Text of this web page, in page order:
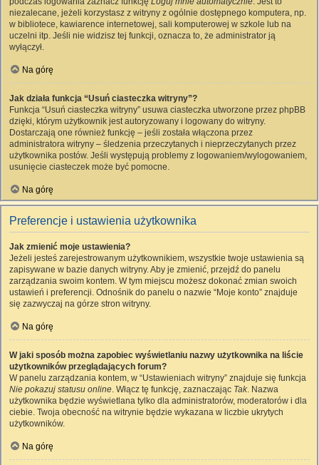
niezalecane, jeżeli korzystasz z witryny z ogólnie dostępnego komputera, np.
w bibliotece, kawiarence internetowej, sali komputerowej w szkole lub na
uczelni itp. Jeśli nie widzisz tej funkcji, oznacza to, że administrator ją
wyłączył.
Na górę
Jak działa funkcja “Usuń ciasteczka witryny”?
Funkcja “Usuń ciasteczka witryny” usuwa ciasteczka utworzone przez phpBB
dzięki, którym użytkownik jest autoryzowany i logowany do witryny.
Dostarczają one również funkcję – jeśli została włączona przez
administratora witryny – śledzenia przeczytanych i nieprzeczytanych przez
użytkownika postów. Jeśli występują problemy z logowaniem/wylogowaniem,
usunięcie ciasteczek może być pomocne.
Na górę
Preferencje i ustawienia użytkownika
Jak zmienić moje ustawienia?
Jeżeli jesteś zarejestrowanym użytkownikiem, wszystkie twoje ustawienia są
zapisywane w bazie danych witryny. Aby je zmienić, przejdź do panelu
zarządzania swoim kontem. W tym miejscu możesz dokonać zmian swoich
ustawień i preferencji. Odnośnik do panelu o nazwie “Moje konto” znajduje
się zazwyczaj na górze stron witryny.
Na górę
W jaki sposób można zapobiec wyświetlaniu nazwy użytkownika na liście
użytkowników przeglądających forum?
W panelu zarządzania kontem, w “Ustawieniach witryny” znajduje się funkcja
Nie pokazuj statusu online. Włącz tę funkcję, zaznaczając Tak. Nazwa
użytkownika będzie wyświetlana tylko dla administratorów, moderatorów i dla
ciebie. Twoja obecność na witrynie będzie wykazana w liczbie ukrytych
użytkowników.
Na górę